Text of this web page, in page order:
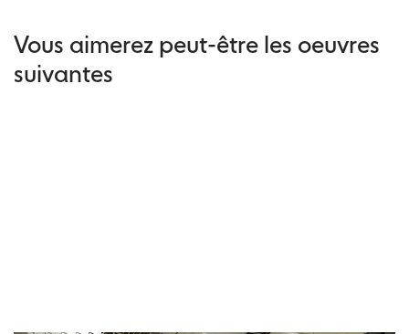
Vous aimerez peut-être les oeuvres
suivantes